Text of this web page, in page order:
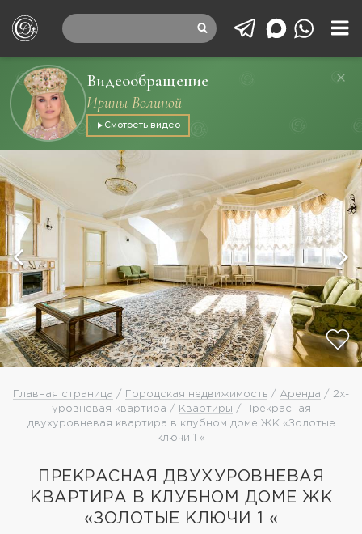
Видеообращение
Ирины Волиной
Смотреть видео
Главная страница / Городская недвижимость / Аренда / 2х-
уровневая квартира /
Квартиры / Прекрасная
двухуровневая квартира в клубном доме ЖК «Золотые
ключи 1 «
ПРЕКРАСНАЯ ДВУХУРОВНЕВАЯ
КВАРТИРА В КЛУБНОМ ДОМЕ ЖК
«ЗОЛОТЫЕ КЛЮЧИ 1 «